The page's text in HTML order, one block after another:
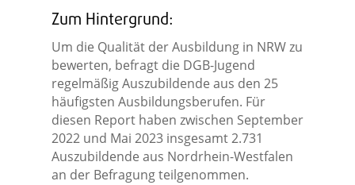
Zum Hintergrund:
Um die Qualität der Ausbildung in NRW zu
bewerten, befragt die DGB-Jugend
regelmäßig Auszubildende aus den 25
häufigsten Ausbildungsberufen. Für
diesen Report haben zwischen September
2022 und Mai 2023 insgesamt 2.731
Auszubildende aus Nordrhein-Westfalen
an der Befragung teilgenommen.